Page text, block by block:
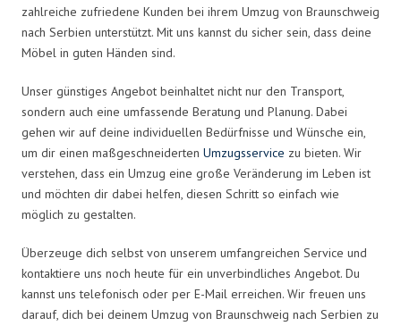
zahlreiche zufriedene Kunden bei ihrem Umzug von Braunschweig
nach Serbien unterstützt. Mit uns kannst du sicher sein, dass deine
Möbel in guten Händen sind.
Unser günstiges Angebot beinhaltet nicht nur den Transport,
sondern auch eine umfassende Beratung und Planung. Dabei
gehen wir auf deine individuellen Bedürfnisse und Wünsche ein,
um dir einen maßgeschneiderten Umzugsservice zu bieten. Wir
verstehen, dass ein Umzug eine große Veränderung im Leben ist
und möchten dir dabei helfen, diesen Schritt so einfach wie
möglich zu gestalten.
Überzeuge dich selbst von unserem umfangreichen Service und
kontaktiere uns noch heute für ein unverbindliches Angebot. Du
kannst uns telefonisch oder per E-Mail erreichen. Wir freuen uns
darauf, dich bei deinem Umzug von Braunschweig nach Serbien zu